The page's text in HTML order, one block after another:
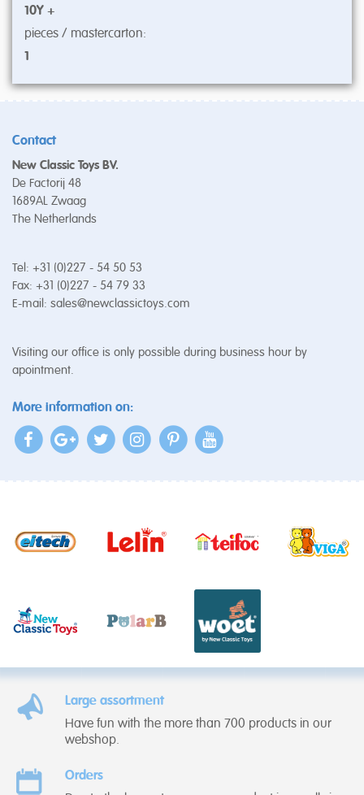
10Y +
pieces / mastercarton:
1
Contact
New Classic Toys BV.
De Factorij 48
1689AL Zwaag
The Netherlands
Tel: +31 (0)227 - 54 50 53
Fax: +31 (0)227 - 54 79 33
E-mail: sales@newclassictoys.com
Visiting our office is only possible during business hour by
apointment.
More information on:
Large assortment
Have fun with the more than 700 products in our
webshop.
Orders